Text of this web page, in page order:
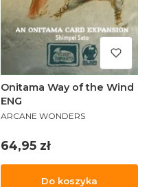
Onitama Way of the Wind
ENG
PRODUCENT
ARCANE WONDERS
Cena
64,95 zł
Do koszyka